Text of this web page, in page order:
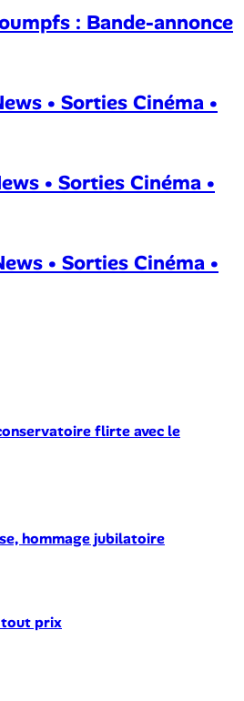
: Bande-annonce
• Sorties Cinéma •
• Sorties Cinéma •
• Sorties Cinéma •
flirte avec le
hommage jubilatoire
tout prix